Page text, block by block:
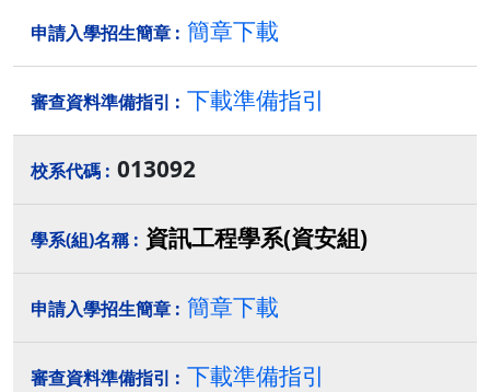
簡章下載
下載準備指引
013092
資訊工程學系(資安組)
簡章下載
下載準備指引